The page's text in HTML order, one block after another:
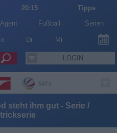
20:15
Tipps
Fußball Serien
Di Mi
LOGIN
steht ihm gut - Serie /